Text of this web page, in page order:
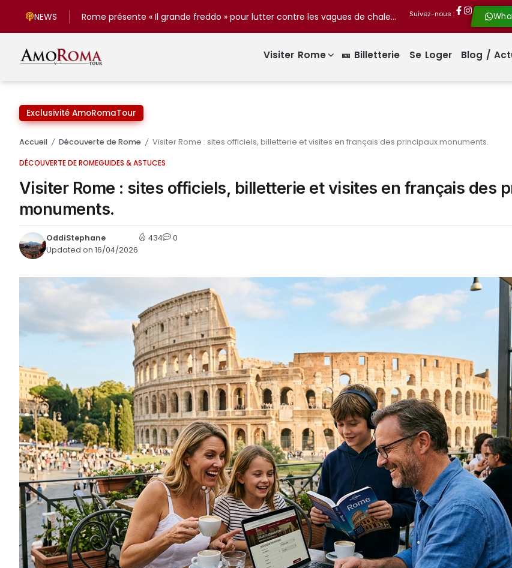
NEWS Rome présente « Il grande freddo » pour lutter contre les vagues de chaleur ! Suivez-nous :
Visiter Rome 🎫 Billetterie Se Loger Blog /
Exclusivité AmoRomaTour
Accueil / Découverte de Rome / Visiter Rome : sites officiels, billetterie et visites en français des principaux monuments.
DÉCOUVERTE DE ROMEGUIDES & ASTUCES
Visiter Rome : sites officiels, billetterie et visites en français des
monuments.
OddiStephane
Updated on 16/04/2026
434 0